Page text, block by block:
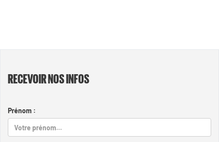
RECEVOIR NOS INFOS
Prénom :